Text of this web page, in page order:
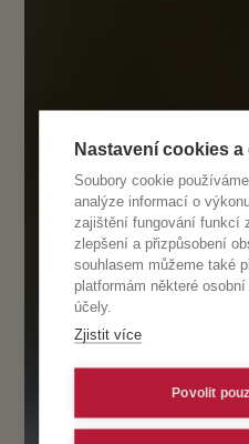
Nastavení cookies
Soubory cookie
analýze informací o
zajištění fungování funkcí
zlepšení a přizpůsobení
souhlasem můžeme také
platformám některé
účely.
Zjistit více
Povolit